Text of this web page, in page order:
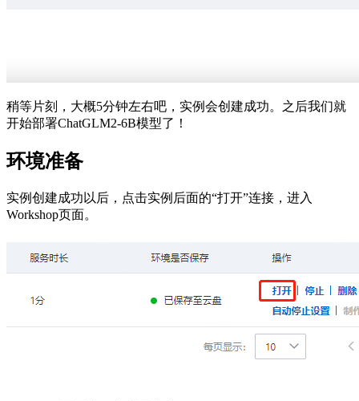
稍等片刻，大概5分钟左右吧，实例会创建成功。之后我们就
开始部署ChatGLM2-6B模型了！
环境准备
实例创建成功以后，点击实例后面的“打开”连接，进入
Workshop页面。